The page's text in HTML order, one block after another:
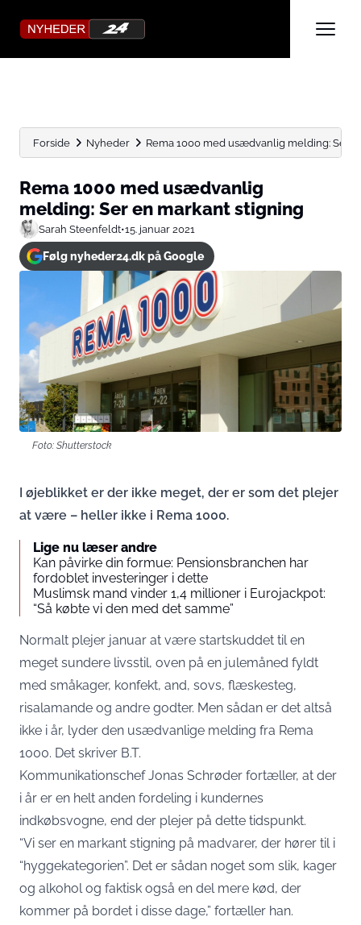
Forside Nyheder Rema 1000 med usædvanlig melding: Ser
Rema 1000 med usædvanlig
melding: Ser en markant stigning
Sarah Steenfeldt•15. januar 2021
Følg nyheder24.dk på Google
Foto: Shutterstock
I øjeblikket er der ikke meget, der er som det plejer
at være – heller ikke i Rema 1000.
Lige nu læser andre
Kan påvirke din formue: Pensionsbranchen har
fordoblet investeringer i dette
Muslimsk mand vinder 1,4 millioner i Eurojackpot:
“Så købte vi den med det samme”
Normalt plejer januar at være startskuddet til en
meget sundere livsstil, oven på en julemåned fyldt
med småkager, konfekt, and, sovs, flæskesteg,
risalamande og andre godter. Men sådan er det altså
ikke i år, lyder den usædvanlige melding fra Rema
1000. Det skriver B.T.
Kommunikationschef Jonas Schrøder fortæller, at der
i år er en helt anden fordeling i kundernes
indkøbsvogne, end der plejer på dette tidspunkt.
“Vi ser en markant stigning på madvarer, der hører til i
“hyggekategorien”. Det er sådan noget som slik, kager
og alkohol og faktisk også en del mere kød, der
kommer på bordet i disse dage,” fortæller han.